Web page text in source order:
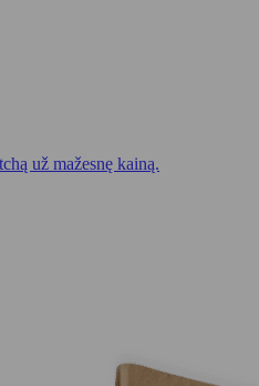
už mažesnę kainą.